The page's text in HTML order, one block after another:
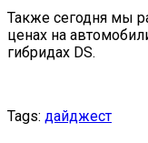
Также сегодня мы
ценах на
гибридах DS.
Tags: дайджест